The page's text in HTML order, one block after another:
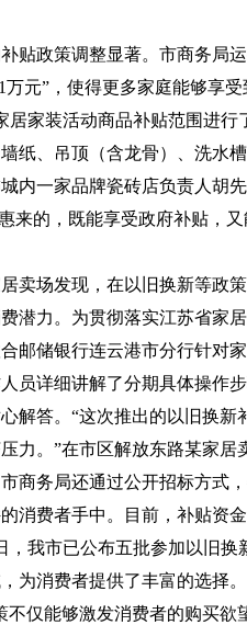
贴政策调整显著。市商务局
元”，使得更多家庭能够享
家装活动商品补贴范围进
纸、吊顶（含龙骨）、洗水
内一家品牌瓷砖店负责人胡
来的，既能享受政府补贴，
卖场发现，在以旧换新等政
潜力。为贯彻落实江苏省家
邮储银行连云港市分行针对
员详细讲解了分期具体操作
解答。“这次推出的以旧换新
力。”在市区解放东路某家居
商务局还通过公开招标方式
消费者手中。目前，补贴资
我市已公布五批参加以旧换
为消费者提供了丰富的选择。
仅能够激发消费者的购买欲